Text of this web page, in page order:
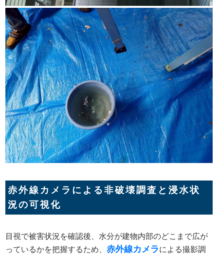
赤外線カメラによる非破壊調査と浸水状
況の可視化
目視で被害状況を確認後、水分が建物内部のどこまで広が
っているかを把握するため、赤外線カメラによる撮影調